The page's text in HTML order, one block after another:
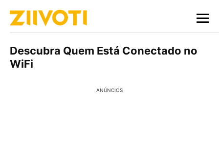
Descubra Quem Está Conectado no
WiFi
ANÚNCIOS